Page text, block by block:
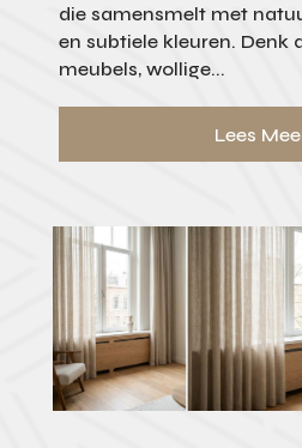
die samensmelt met
en subtiele kleuren. Denk
meubels, wollige...
Lees